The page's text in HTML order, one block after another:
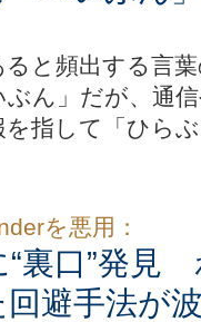
と頻出する言
ん」だが、通
指して「ひら
を悪用：
“裏口”発見
回避手法が